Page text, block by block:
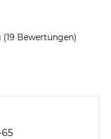
(19 Bewertungen)
65